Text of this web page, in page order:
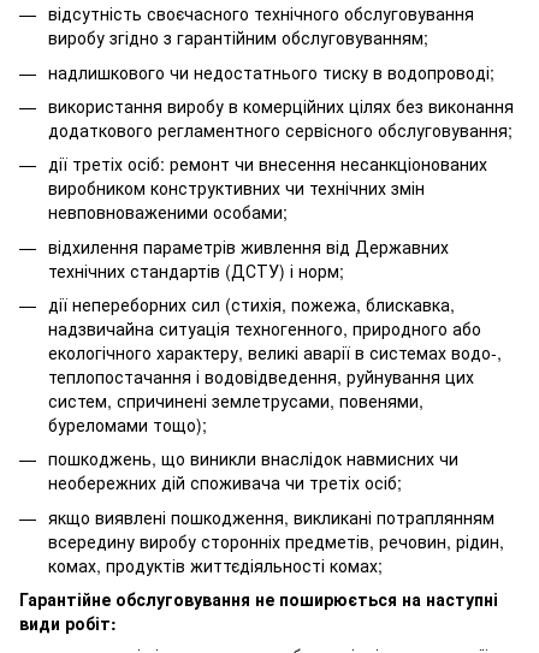
відсутність своєчасного технічного обслуговування
виробу згідно з гарантійним обслуговуванням;
надлишкового чи недостатнього тиску в водопроводі;
використання виробу в комерційних цілях без виконання
додаткового регламентного сервісного обслуговування;
дії третіх осіб: ремонт чи внесення несанкціонованих
виробником конструктивних чи технічних змін
невповноваженими особами;
відхилення параметрів живлення від Державних
технічних стандартів (ДСТУ) і норм;
дії непереборних сил (стихія, пожежа, блискавка,
надзвичайна ситуація техногенного, природного або
екологічного характеру, великі аварії в системах водо-,
теплопостачання і водовідведення, руйнування цих
систем, спричинені землетрусами, повенями,
буреломами тощо);
пошкоджень, що виникли внаслідок навмисних чи
необережних дій споживача чи третіх осіб;
якщо виявлені пошкодження, викликані потраплянням
всередину виробу сторонніх предметів, речовин, рідин,
комах, продуктів життєдіяльності комах;
Гарантійне обслуговування не поширюється на наступні
види робіт: